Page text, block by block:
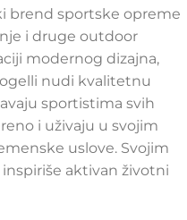
brend sportske opreme
i druge outdoor
modernog dizajna,
nudi kvalitetnu
sportistima svih
i uživaju u svojim
uslove. Svojim
aktivan životni